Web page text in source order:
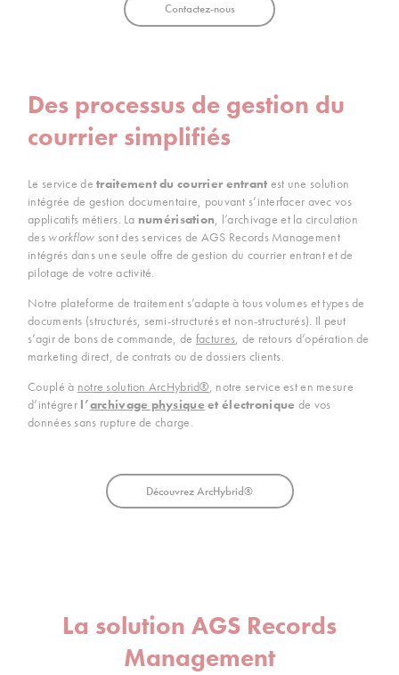
Contactez-nous
Des processus de gestion du
courrier simplifiés
Le service detraitement du courrier entrant est une solution
intégrée de gestion documentaire, pouvant s’interfacer avec vos
applicatifs métiers. La numérisation, l’archivage et la circulation
des workflow sont des services de AGS Records Management
intégrés dans une seule offre de gestion du courrier entrant et de
pilotage de votre activité.
Notre plateforme de traitement s’adapte à tous volumes et types de
documents (structurés, semi-structurés et non-structurés). Il peut
s’agir de bons de commande, de factures, de retours d’opération de
marketing direct, de contrats ou de dossiers clients.
Couplé à notre solution ArcHybrid®, notre service est en mesure
d’intégrer l’archivage physique et électronique de vos
données sans rupture de charge.
Découvrez ArcHybrid®
La solution AGS Records
Management